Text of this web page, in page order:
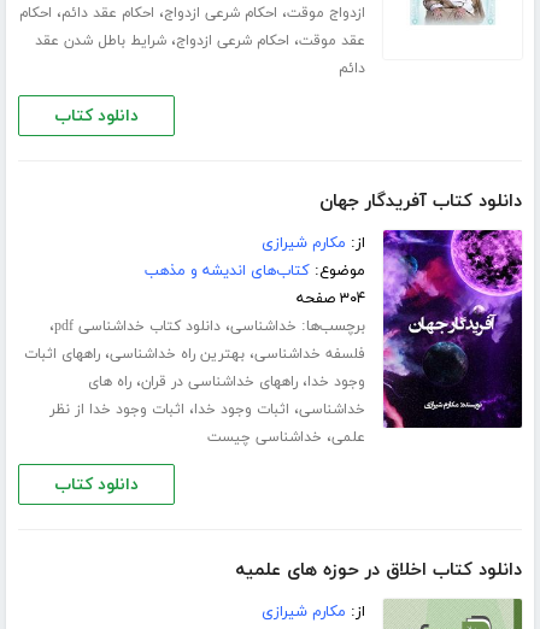
ازدواج موقت، احکام شرعی ازدواج، احکام عقد دائم، احکام
عقد موقت، احکام شرعی ازدواج،شرایط باطل شدن عقد
دائم
دانلود کتاب
دانلود کتاب آفریدگار جهان
از: مکارم شیرازی
موضوع:کتاب‌های اندیشه و مذهب
۳۰۴ صفحه
برچسب‌ها: خداشناسی،دانلود کتاب خداشناسی pdf ،
فلسفه خداشناسی،بهترین راه خداشناسی،راههای اثبات
وجود خدا،راههای خداشناسی در قران،راه های
خداشناسی، اثبات وجود خدا، اثبات وجود خدا از نظر
علمی، خداشناسی چیست
دانلود کتاب
دانلود کتاب اخلاق در حوزه هاى علمیه
از: مکارم شیرازی